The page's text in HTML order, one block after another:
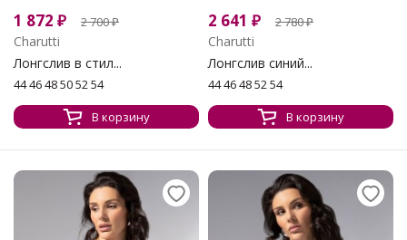
1 872 ₽ 2 700₽
Charutti
Лонгслив в стил...
44 46 48 50 52 54
В корзину
2 641 ₽ 2 780₽
Charutti
Лонгслив синий...
44 46 48 52 54
В корзину